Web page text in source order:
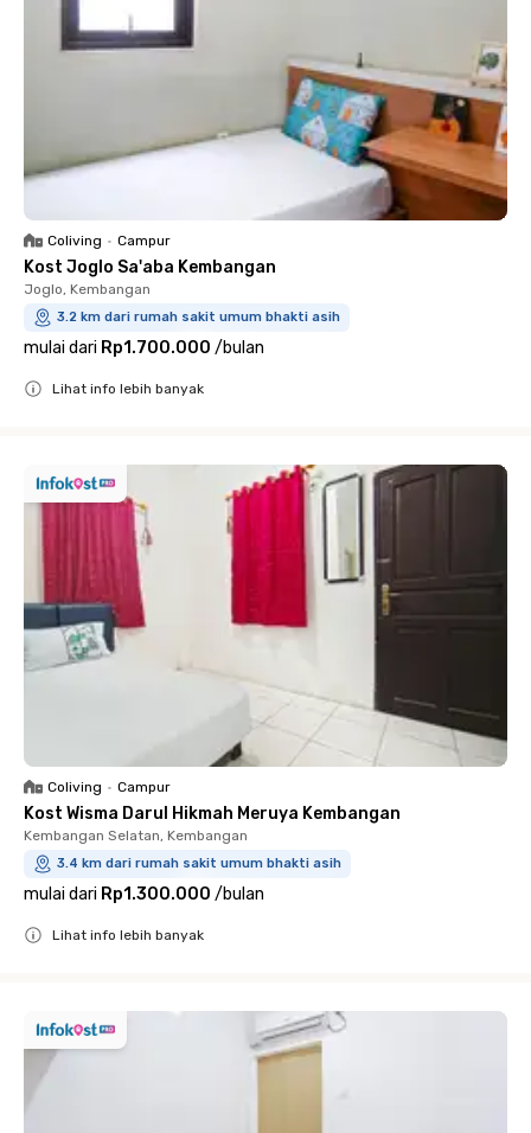
Coliving • Campur
Kost Joglo Sa'aba Kembangan
Joglo, Kembangan
3.2 km dari rumah sakit umum bhakti asih
mulai dari Rp1.700.000 /bulan
Lihat info lebih banyak
Coliving • Campur
Kost Wisma Darul Hikmah Meruya Kembangan
Kembangan Selatan, Kembangan
3.4 km dari rumah sakit umum bhakti asih
mulai dari Rp1.300.000 /bulan
Lihat info lebih banyak